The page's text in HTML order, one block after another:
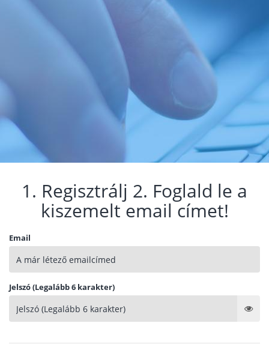
1. Regisztrálj 2. Foglald le a
kiszemelt email címet!
Email
Jelszó (Legalább 6 karakter)